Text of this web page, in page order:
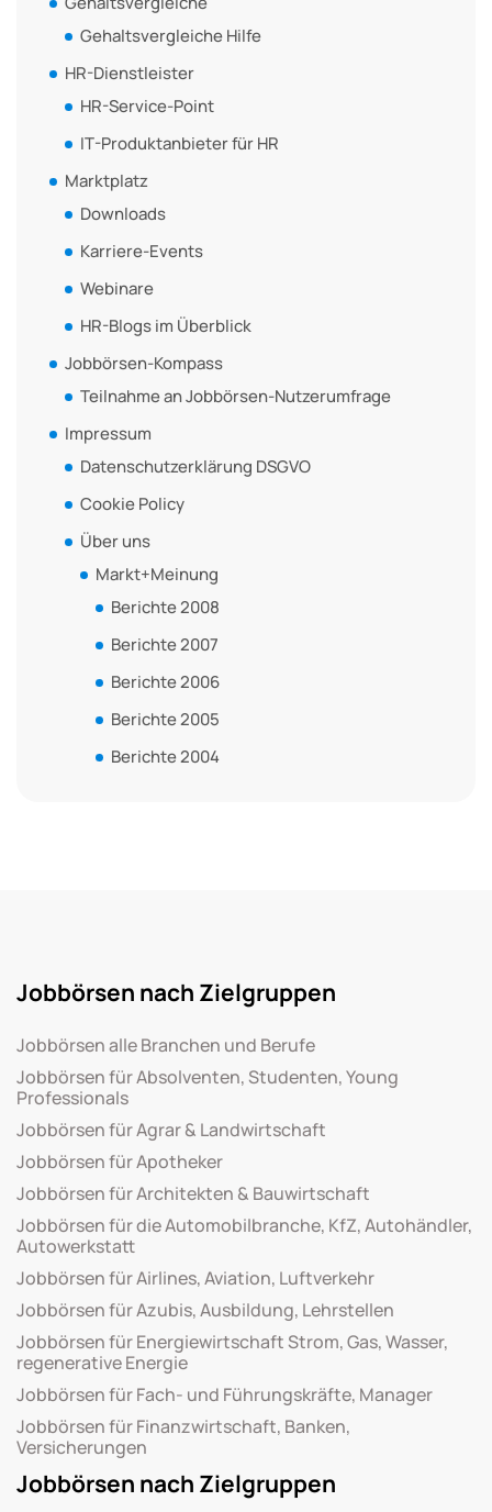
Gehaltsvergleiche Hilfe
HR-Dienstleister
HR-Service-Point
IT-Produktanbieter für HR
Marktplatz
Downloads
Karriere-Events
Webinare
HR-Blogs im Überblick
Jobbörsen-Kompass
Teilnahme an Jobbörsen-Nutzerumfrage
Impressum
Datenschutzerklärung DSGVO
Cookie Policy
Über uns
Markt+Meinung
Berichte 2008
Berichte 2007
Berichte 2006
Berichte 2005
Berichte 2004
Jobbörsen nach Zielgruppen
Jobbörsen alle Branchen und Berufe
Jobbörsen für Absolventen, Studenten, Young
Professionals
Jobbörsen für Agrar & Landwirtschaft
Jobbörsen für Apotheker
Jobbörsen für Architekten & Bauwirtschaft
Jobbörsen für die Automobilbranche, KfZ, Autohändler,
Autowerkstatt
Jobbörsen für Airlines, Aviation, Luftverkehr
Jobbörsen für Azubis, Ausbildung, Lehrstellen
Jobbörsen für Energiewirtschaft Strom, Gas, Wasser,
regenerative Energie
Jobbörsen für Fach- und Führungskräfte, Manager
Jobbörsen für Finanzwirtschaft, Banken,
Versicherungen
Jobbörsen nach Zielgruppen